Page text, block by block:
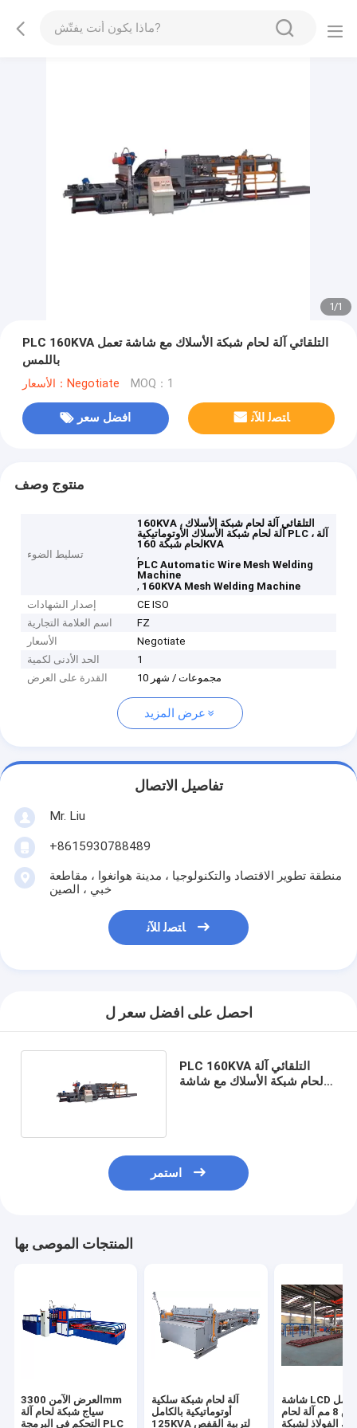
1/1
PLC 160KVA التلقائي آلة لحام شبكة الأسلاك مع شاشة تعمل
باللمس
الأسعار：Negotiate MOQ：1
افضل سعر ﺎﺘﺼﻟ ﺍﻶﻧ
منتوج وصف
تسليط الضوء
160KVA التلقائي آلة لحام شبكة الأسلاك ،
آلة لحام شبكة الأسلاك الأوتوماتيكية PLC ، آلة
لحام شبكة 160KVA
,
PLC Automatic Wire Mesh Welding
Machine
, 160KVA Mesh Welding Machine
إصدار الشهادات
CE ISO
اسم العلامة التجارية
FZ
الأسعار
Negotiate
الحد الأدنى لكمية
1
القدرة على العرض
10 مجموعات / شهر
عرض المزيد
تفاصيل الاتصال
Mr. Liu
+8615930788489
منطقة تطوير الاقتصاد والتكنولوجيا ، مدينة هوانغوا ، مقاطعة
خبي ، الصين
ﺎﺘﺼﻟ ﺍﻶﻧ
احصل على افضل سعر ل
PLC 160KVA التلقائي آلة
لحام شبكة الأسلاك مع شاشة
استمر
المنتجات الموصى بها
العرض الآمن 3300mm
سياج شبكة لحام آلة
التحكم في البرمجة PLC
آلة لحام شبكة سلكية
أوتوماتيكية بالكامل
125KVA لتربية القفص
شاشة LCD تعمل
باللمس 8 مم آلة لحام
الفولاذ لشبكة